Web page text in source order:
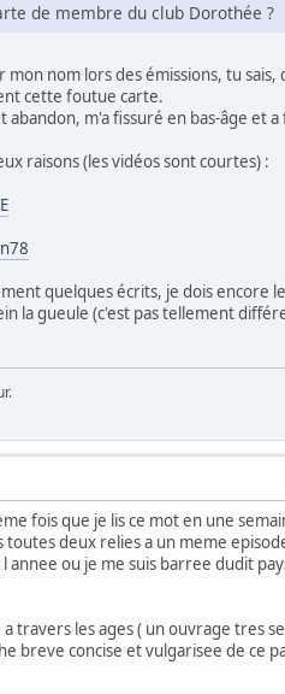
de membre du club Dorothée ?
mon nom lors des émissions, tu
cette foutue carte.
abandon, m'a fissuré en bas-âge
raisons (les vidéos sont courtes) :
quelques écrits, je dois encore
la gueule (c'est pas tellement
fois que je lis ce mot en une
deux relies a un meme
ou je me suis barree dudit
a travers les ages ( un ouvrage
breve concise et vulgarisee de ce